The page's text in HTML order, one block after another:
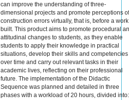
can improve the understanding of three-
dimensional projects and promote perceptions of
construction errors virtually, that is, before a
built. This product aims to promote procedural
attitudinal changes to students, as they enable
students to apply their knowledge in practical
situations, develop their skills and competencies
over time and carry out relevant tasks in their
academic lives, reflecting on their professional
future. The implementation of the Didactic
Sequence was planned and detailed in three
phases with a workload of 20 hours, divided